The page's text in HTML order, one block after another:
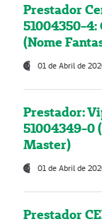
Prestador
51004350-
(Nome
01 de Abril de
Prestador:
51004349-0
Master)
01 de Abril de
Prestador